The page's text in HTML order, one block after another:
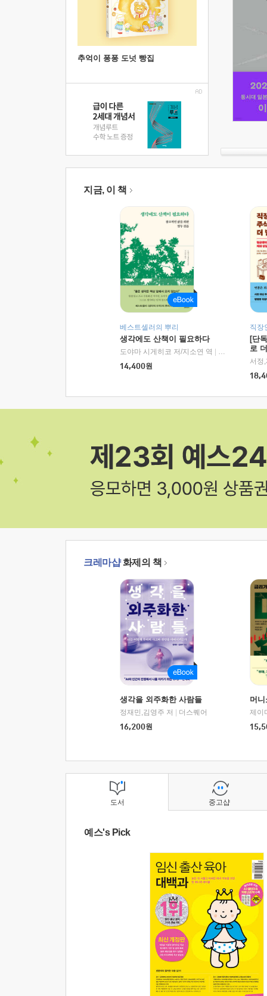
추억이 퐁퐁 도넛 빵집
지금, 이 책
베스트셀러의 뿌리
생각에도 산책이 필요하다
도야마 시게히코 저/지소연 역
알에이치코리
14,400원
직장
[단
로
크레마샵화제의 책
생각을 외주화한 사람들
정재민,김영주 저
더스퀘어
16,200원
머
도서
예스's Pick
중고샵